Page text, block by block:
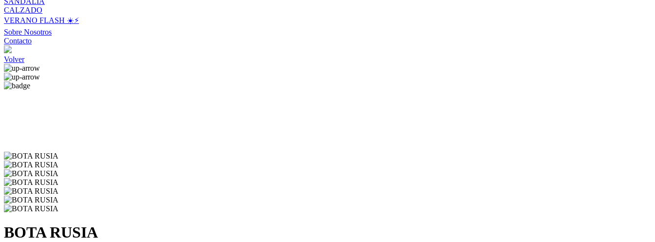
CALZADO
VERANO FLASH ☀️⚡️
Sobre Nosotros
Contacto
Volver
BOTA RUSIA